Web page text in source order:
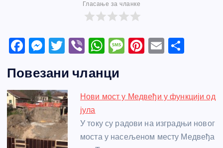
Гласање за чланке
F
c
e
b
o
o
M
ss
e
n
g
er
T
itt
er
Vi
er
W
at
s
p
p
M
a
e
Pi
e
E
e
Повезани чланци
Нови мост у Медвеђи у функцији од
јула
У току су радови на изградњи новог
моста у насељеном месту Медвеђа